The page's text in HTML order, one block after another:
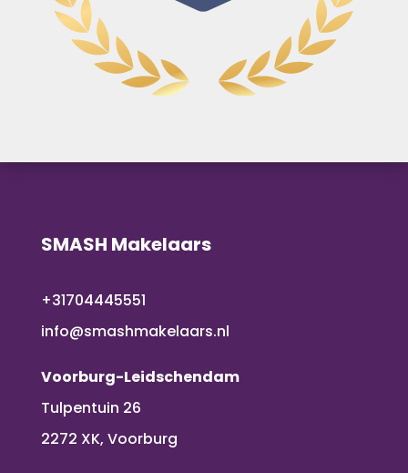
SMASH Makelaars
+31704445551
info@smashmakelaars.nl
Voorburg-Leidschendam
Tulpentuin 26
2272 XK, Voorburg